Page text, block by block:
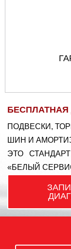
БЕСПЛАТНАЯ
ПОДВЕСКИ,
ШИН И
ЭТО
«БЕЛЫЙ